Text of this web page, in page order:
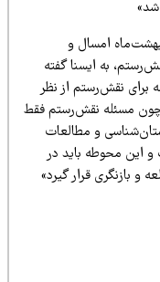
امسال و
به ایسنا گفته
نقش‌رستم از نظر
نقش‌رستم فقط
و مطالعات
باید در
قرار گیرد»